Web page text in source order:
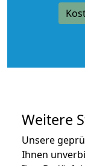
Weitere
Unsere
Ihnen